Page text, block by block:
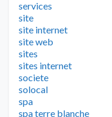
services
site
site internet
site web
sites
sites internet
societe
solocal
spa
spa terre blanche